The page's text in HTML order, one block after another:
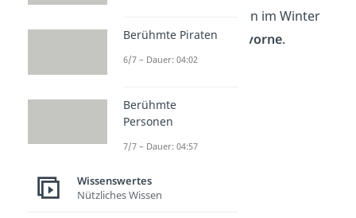
sich unsere Tageszeiten im Winter
umeine Stunde nach vorne.
Berühmte Piraten
6/7 – Dauer: 04:02
Berühmte
Personen
7/7 – Dauer: 04:57
Wissenswertes
Nützliches Wissen